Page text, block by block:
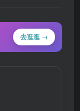
去逛逛 →